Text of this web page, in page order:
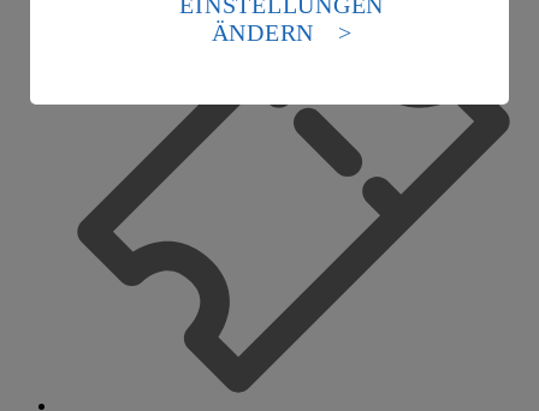
Standards nicht angemessenen Datenschutzniveau an.
Es besteht das Risiko eines Zugriffs durch US-
Informationen zum Herausgeber der Seite findest du
Impressum
ÄNDERN